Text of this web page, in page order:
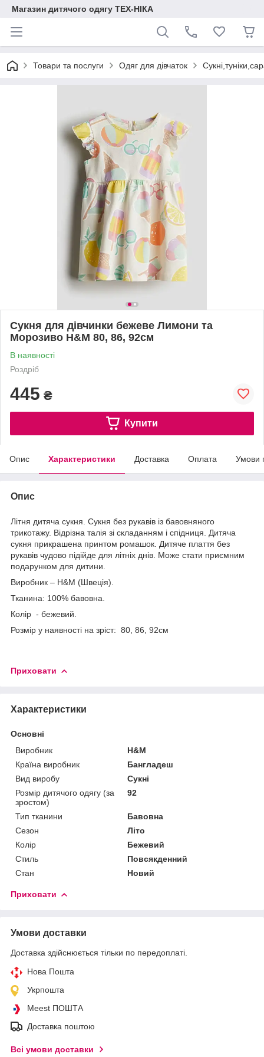
Магазин дитячого одягу ТЕХ-НІКА
Товари та послуги Одяг для дівчаток
Сукня для дівчинки бежеве Лимони та
Морозиво H&M 80, 86, 92см
В наявності
Роздріб
445 ₴
Купити
Опис Характеристики Доставка Оплата Умови
Опис
Літня дитяча сукня. Сукня без рукавів із бавовняного
трикотажу. Відрізна талія зі складанням і спідниця. Дитяча
сукня прикрашена принтом ромашок. Дитяче плаття без
рукавів чудово підійде для літніх днів. Може стати приємним
подарунком для дитини.
Виробник – H&M (Швеція).
Тканина: 100% бавовна.
Колір - бежевий.
Розмір у наявності на зріст: 80, 86, 92см
Приховати
Характеристики
Основні
Виробник
H&M
Країна виробник
Бангладеш
Вид виробу
Сукні
Розмір дитячого одягу (за
зростом)
92
Тип тканини
Бавовна
Сезон
Літо
Колір
Бежевий
Стиль
Повсякденний
Стан
Новий
Приховати
Умови доставки
Доставка здійснюється тільки по передоплаті.
Нова Пошта
Укрпошта
Meest ПОШТА
Доставка поштою
Всі умови доставки